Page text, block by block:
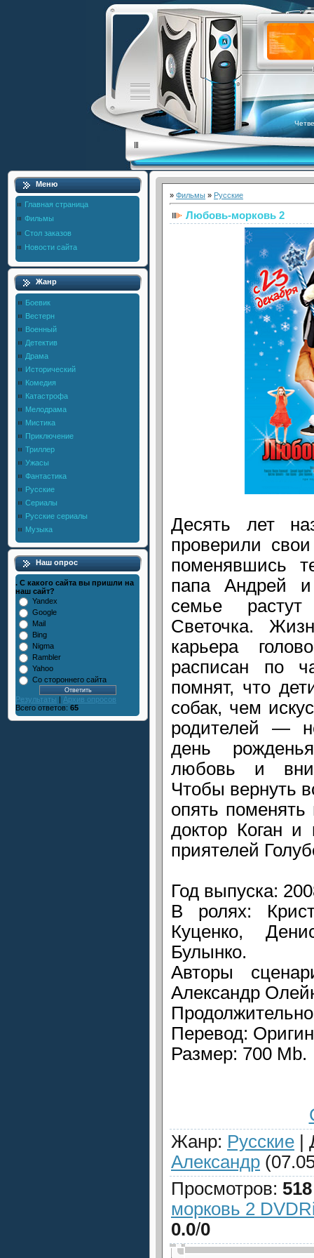
Меню
Главная страница
Фильмы
Стол заказов
Новости сайта
Жанр
Боевик
Вестерн
Военный
Детектив
Драма
Исторический
Комедия
Катастрофа
Мелодрама
Мистика
Приключение
Триллер
Ужасы
Фантастика
Русские
Сериалы
Русские сериалы
Музыка
Наш опрос
. С какого сайта вы пришли на
наш сайт?
Yandex
Google
Mail
Bing
Nigma
Rambler
Yahoo
Со стороннего сайта
Результаты | Архив опросов
Всего ответов: 65
» Фильмы » Русские
Любовь-морковь 2
Десять лет
проверили
поменявшись
папа Андрей
семье
Светочка.
карьера
расписан по
помнят, что
собак, чем
родителей —
день
любовь и
Чтобы вернуть
опять
доктор Коган и
приятелей
Год выпуска:
В ролях:
Куценко,
Булынко.
Авторы
Александр
Перевод:
Размер: 700 Mb.
Жанр: Русские |
Александр
Просмотров: 518
морковь 2
0.0/0